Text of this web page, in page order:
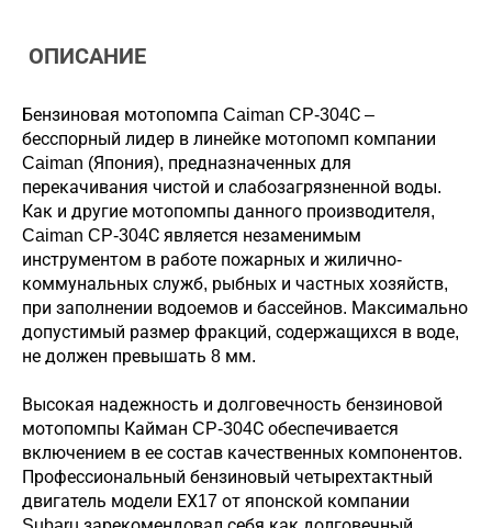
ОПИСАНИЕ
Бензиновая мотопомпа Caiman CP-304С –
бесспорный лидер в линейке мотопомп компании
Caiman (Япония), предназначенных для
перекачивания чистой и слабозагрязненной воды.
Как и другие мотопомпы данного производителя,
Caiman CP-304С является незаменимым
инструментом в работе пожарных и жилично-
коммунальных служб, рыбных и частных хозяйств,
при заполнении водоемов и бассейнов. Максимально
допустимый размер фракций, содержащихся в воде,
не должен превышать 8 мм.
Высокая надежность и долговечность бензиновой
мотопомпы Кайман CP-304С обеспечивается
включением в ее состав качественных компонентов.
Профессиональный бензиновый четырехтактный
двигатель модели ЕХ17 от японской компании